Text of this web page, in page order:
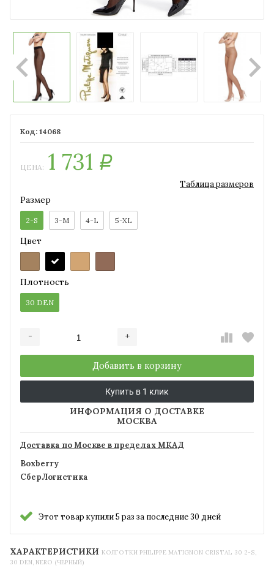
14068
ЦЕНА: 1 731 Р
Таблица размеров
Размер
2-S 3-M 4-L 5-XL
Цвет
Плотность
30 DEN
- +
Добавить в корзину
Купить в 1 клик
ИНФОРМАЦИЯ О ДОСТАВКЕ
МОСКВА
Доставка по Москве в пределах МКАД
Boxberry
СберЛогистика
Этот товар купили 5 раз за последние 30 дней
ХАРАКТЕРИСТИКИ КОЛГОТКИ PHILIPPE MATIGNON CRISTAL 30 2-S,
30 DEN, NERO (ЧЕРНЫЙ)